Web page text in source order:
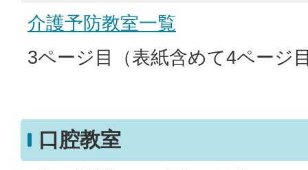
介護予防教室一覧
3ページ目（表紙含めて4ページ
口腔教室